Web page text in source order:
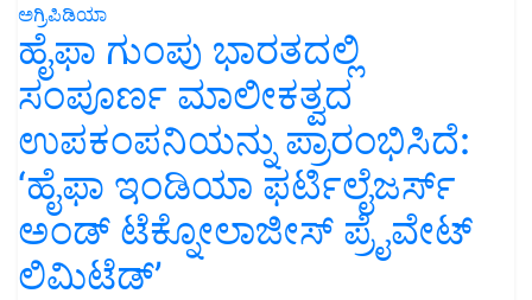
ಅಗ್ರಿಪಿಡಿಯಾ
ಹೈಫಾ ಗುಂಪು ಭಾರತದಲ್ಲಿ
ಸಂಪೂರ್ಣ ಮಾಲೀಕತ್ವದ
ಉಪಕಂಪನಿಯನ್ನು ಪ್ರಾರಂಭಿಸಿದೆ:
‘ಹೈಫಾ ಇಂಡಿಯಾ ಫರ್ಟಿಲೈಜರ್ಸ್
ಅಂಡ್ ಟೆಕ್ನೋಲಾಜೀಸ್ ಪ್ರೈವೇಟ್
ಲಿಮಿಟೆಡ್’